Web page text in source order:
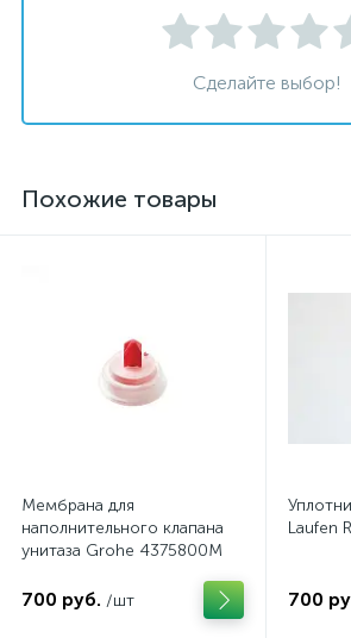
Сделайте выбор!
Похожие товары
Мембрана для
наполнительного клапана
унитаза Grohe 4375800M
700 руб. /шт
Laufen
700